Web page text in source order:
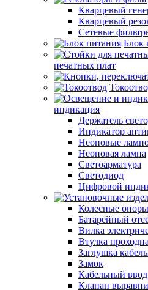
Кварцевый
Кварцевый
Сетевые
Блок
печатных плат
индикация
Держатель
Индикатор
Неоновые
Неоновая лампа
Светоарматура
Светодиод
Цифровой
Колесные опоры
Батарейный
Вилка
Втулка
Заглушка
Замок
Кабельный ввод
Клапан